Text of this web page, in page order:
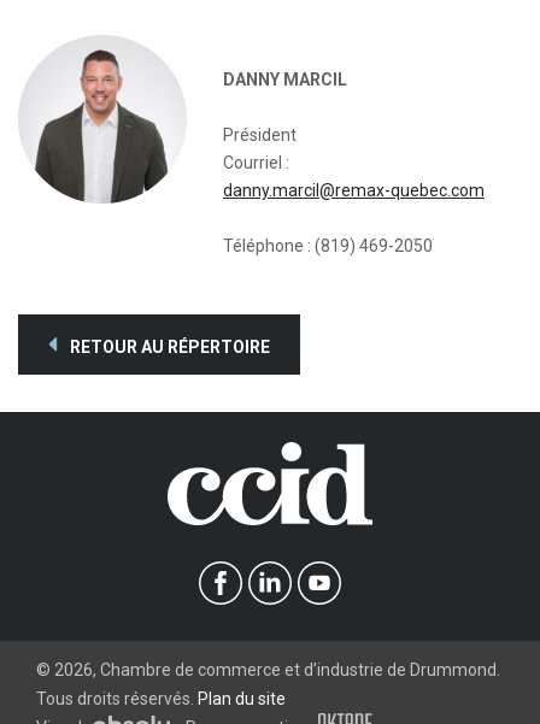
DANNY MARCIL
Président
Courriel :
danny.marcil@remax-quebec.com
Téléphone : (819) 469-2050
RETOUR AU RÉPERTOIRE
© 2026, Chambre de commerce et d’industrie de Drummond.
Tous droits réservés. Plan du site